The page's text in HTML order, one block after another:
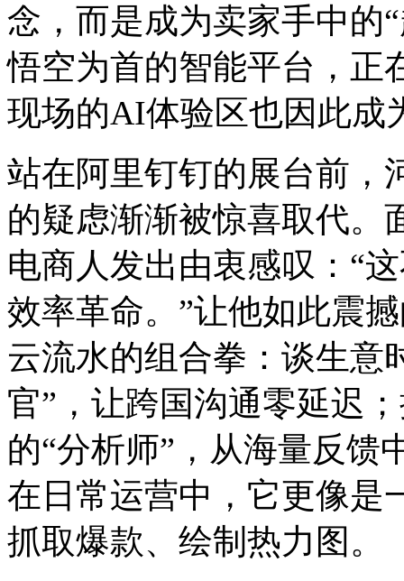
念，而是成为卖家手中的
悟空为首的智能平台，正
现场的AI体验区也因此成
站在阿里钉钉的展台前，
的疑虑渐渐被惊喜取代。
电商人发出由衷感叹：“
效率革命。”让他如此震
云流水的组合拳：谈生意
官”，让跨国沟通零延迟
的“分析师”，从海量反馈
在日常运营中，它更像是
抓取爆款、绘制热力图。